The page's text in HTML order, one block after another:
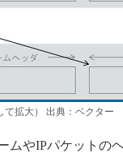
て拡大） 出典：ベクター
やIPパケットの